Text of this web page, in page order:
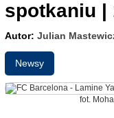
spotkaniu |
Autor: Julian
Newsy
fot.